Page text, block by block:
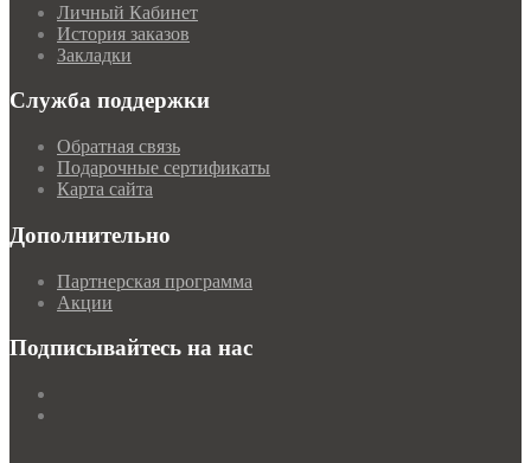
Личный Кабинет
История заказов
Закладки
Служба поддержки
Обратная связь
Подарочные сертификаты
Карта сайта
Дополнительно
Партнерская программа
Акции
Подписывайтесь на нас